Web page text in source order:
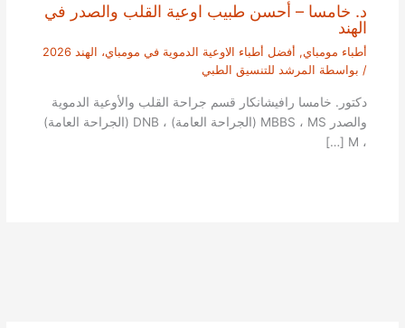
د. خامسا – أحسن طبيب اوعية القلب والصدر في
الهند
أطباء مومباي, أفضل أطباء الاوعية الدموية في مومباي، الهند 2026
/ بواسطة المرشد للتنسيق الطبي
دكتور. خامسا رافيشانكار قسم جراحة القلب والأوعية الدموية
والصدر MBBS ، MS (الجراحة العامة) ، DNB (الجراحة العامة)
، M […]